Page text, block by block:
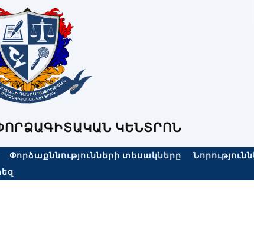
ԿԵՆՏՐՈՆ
Փորձաքննությունների տեսակները